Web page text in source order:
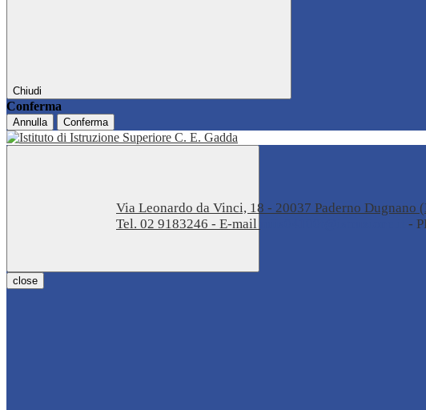
Chiudi
Conferma
Annulla Conferma
Via Leonardo da Vinci, 18 - 20037 Paderno Dugnano
Tel. 02 9183246 - E-mail
-
close